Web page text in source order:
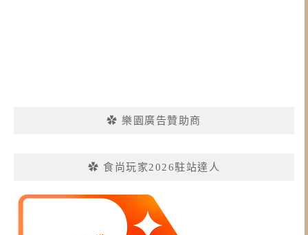
✿ 樂園廣告贊助商
✿ 食尚玩家2026駐站達人